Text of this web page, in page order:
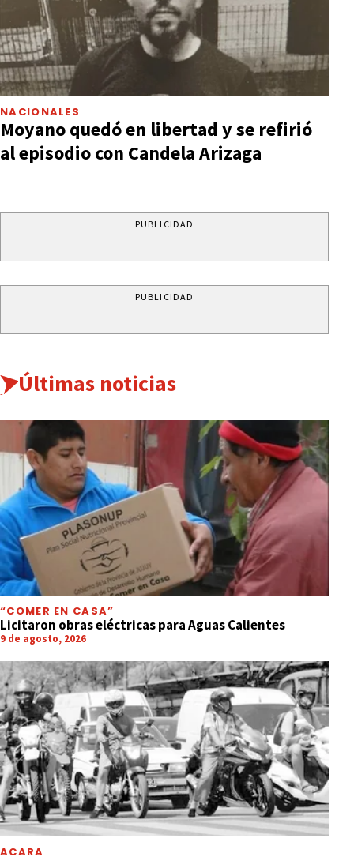
NACIONALES
Moyano quedó en libertad y se refirió
al episodio con Candela Arizaga
PUBLICIDAD
PUBLICIDAD
Últimas noticias
“COMER EN CASA”
Licitaron obras eléctricas para Aguas Calientes
9 de agosto, 2026
ACARA